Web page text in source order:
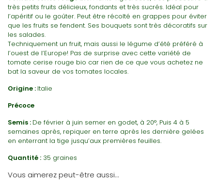
très petits fruits délicieux, fondants et très sucrés. Idéal pour
l’apéritif ou le goûter. Peut être récolté en grappes pour éviter
que les fruits se fendent. Ses bouquets sont très décoratifs sur
les salades.
Techniquement un fruit, mais aussi le légume d’été préféré à
l’ouest de l’Europe! Pas de surprise avec cette variété de
tomate cerise rouge bio car rien de ce que vous achetez ne
bat la saveur de vos tomates locales.
Origine : Italie
Précoce
Semis : De février à juin semer en godet, à 20°, Puis 4 à 5
semaines après, repiquer en terre après les dernière gelées
en enterrant la tige jusqu’aux premières feuilles.
Quantité : 35 graines
Vous aimerez peut-être aussi…